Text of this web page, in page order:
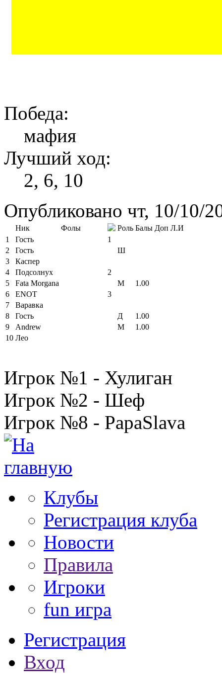
Победа:
мафия
Лучший ход:
2, 6, 10
Опубликовано чт, 10/10/
Ник Фолы Роль Балы Доп Л.И
1
Гость
1
2
Гость
Ш
3
Каспер
4
Подсолнух
2
5
Fata Morgana М
1.00
6
ENOT
3
7
Варавка
8
Гость Д
1.00
9
Andrew М
1.00
10 Лео
Игрок №1 - Хулиган
Игрок №2 - Шеф
Игрок №8 - PapaSlava
Клубы
Регистрация клуба
Новости
Правила
Игроки
fun игра
Регистрация
Вход